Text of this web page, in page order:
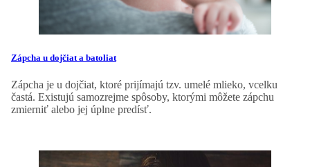
Zápcha u dojčiat a batoliat
Zápcha je u dojčiat, ktoré prijímajú tzv. umelé mlieko, vcelku
častá. Existujú samozrejme spôsoby, ktorými môžete zápchu
zmierniť alebo jej úplne predísť.